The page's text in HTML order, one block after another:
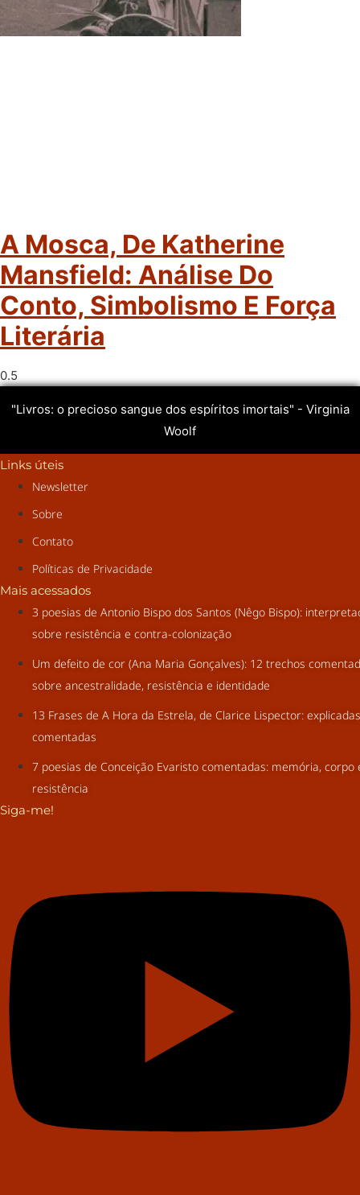
A Mosca, De Katherine
Mansfield: Análise Do
Conto, Simbolismo E Força
Literária
"Livros: o precioso sangue dos espíritos imortais" - Virginia
Woolf
Links úteis
Newsletter
Sobre
Contato
Políticas de Privacidade
Mais acessados
3 poesias de Antonio Bispo dos Santos (Nêgo Bispo):
sobre resistência e contra-colonização
Um defeito de cor (Ana Maria Gonçalves): 12 trechos
sobre ancestralidade, resistência e identidade
13 Frases de A Hora da Estrela, de Clarice Lispector:
comentadas
7 poesias de Conceição Evaristo comentadas: memória, corpo
resistência
Siga-me!